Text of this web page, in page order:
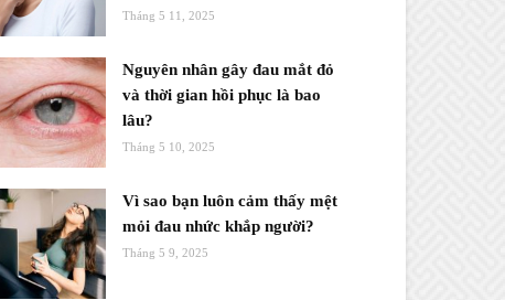
Tháng 5 11, 2025
Nguyên nhân gây đau mắt đỏ
và thời gian hồi phục là bao
lâu?
Tháng 5 10, 2025
Vì sao bạn luôn cảm thấy mệt
mỏi đau nhức khắp người?
Tháng 5 9, 2025